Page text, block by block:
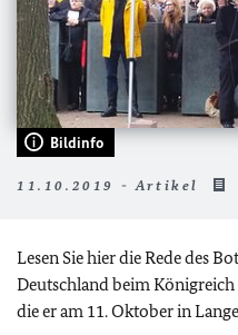
Bildinfo
11.10.2019 - Artikel
Lesen Sie hier die Rede des
Deutschland beim
die er am 11. Oktober in